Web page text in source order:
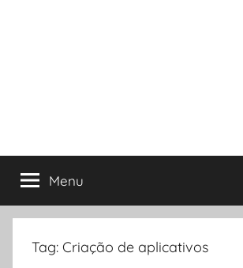
Menu
Tag: Criação de aplicativos